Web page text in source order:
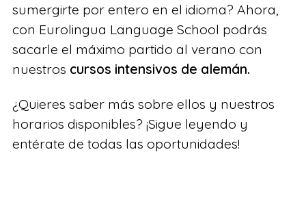
sumergirte por entero en el idioma? Ahora,
con Eurolingua Language School podrás
sacarle el máximo partido al verano con
nuestros cursos intensivos de alemán.
¿Quieres saber más sobre ellos y nuestros
horarios disponibles? ¡Sigue leyendo y
entérate de todas las oportunidades!